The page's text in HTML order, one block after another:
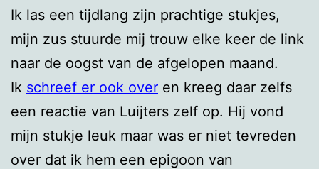
Ik las een tijdlang zijn prachtige stukjes,
mijn zus stuurde mij trouw elke keer de link
naar de oogst van de afgelopen maand.
Ik schreef er ook over en kreeg daar zelfs
een reactie van Luijters zelf op. Hij vond
mijn stukje leuk maar was er niet tevreden
over dat ik hem een epigoon van